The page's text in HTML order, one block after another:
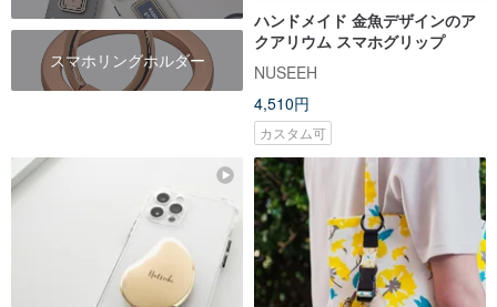
スマホリングホルダー
ハンドメイド 金魚デザインのア
クアリウム スマホグリップ
NUSEEH
4,510円
カスタム可